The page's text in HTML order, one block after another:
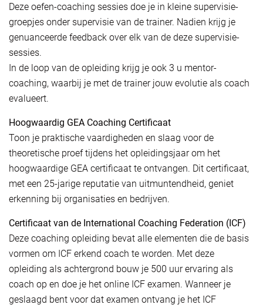
Deze oefen-coaching sessies doe je in kleine supervisie-
groepjes onder supervisie van de trainer. Nadien krijg je
genuanceerde feedback over elk van de deze supervisie-
sessies.
In de loop van de opleiding krijg je ook 3 u mentor-
coaching, waarbij je met de trainer jouw evolutie als coach
evalueert.
Hoogwaardig GEA Coaching Certificaat
Toon je praktische vaardigheden en slaag voor de
theoretische proef tijdens het opleidingsjaar om het
hoogwaardige GEA certificaat te ontvangen. Dit certificaat,
met een 25-jarige reputatie van uitmuntendheid, geniet
erkenning bij organisaties en bedrijven.
Certificaat van de International Coaching Federation (ICF)
Deze coaching opleiding bevat alle elementen die de basis
vormen om ICF erkend coach te worden. Met deze
opleiding als achtergrond bouw je 500 uur ervaring als
coach op en doe je het online ICF examen. Wanneer je
geslaagd bent voor dat examen ontvang je het ICF